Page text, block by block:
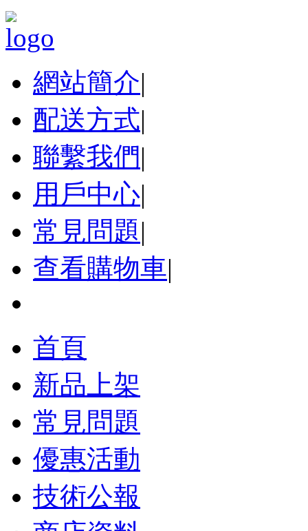
網站簡介|
配送方式|
聯繫我們|
用戶中心|
常見問題|
查看購物車|
首頁
新品上架
常見問題
優惠活動
技術公報